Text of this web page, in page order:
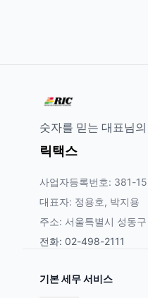
숫자를 믿는 대표님
릭택스
사업자등록번호: 381-
대표자: 정용호, 박지용
주소: 서울특별시 성동
전화: 02-498-2111
기본 세무 서비스